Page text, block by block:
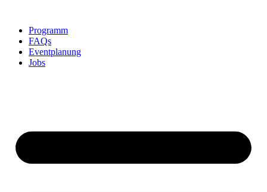
contentProgramm
FAQs
Eventplanung
Jobs